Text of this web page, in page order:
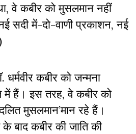
वे कबीर को मुसलमान नहीं
सदी में-दो-वाणी प्रकाशन, नई
कबीर को जन्मना
में हैं। इस तरह, वे कबीर को
मुसलमान’मान रहे हैं।
कबीर की जाति की